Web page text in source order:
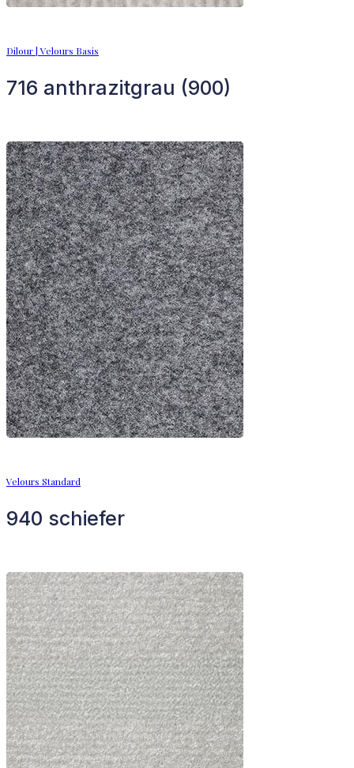
Dilour | Velours Basis
716 anthrazitgrau (900)
Velours Standard
940 schiefer